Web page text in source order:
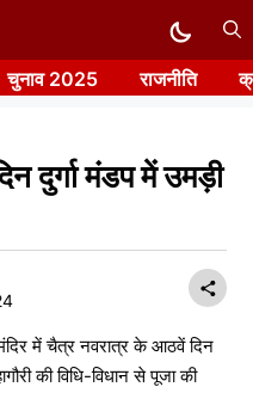
चुनाव 2025 राजनीति
दुर्गा मंडप में उमड़ी
मंदिर में चैत्र नवरात्र के आठवें दिन
की विधि-विधान से पूजा की